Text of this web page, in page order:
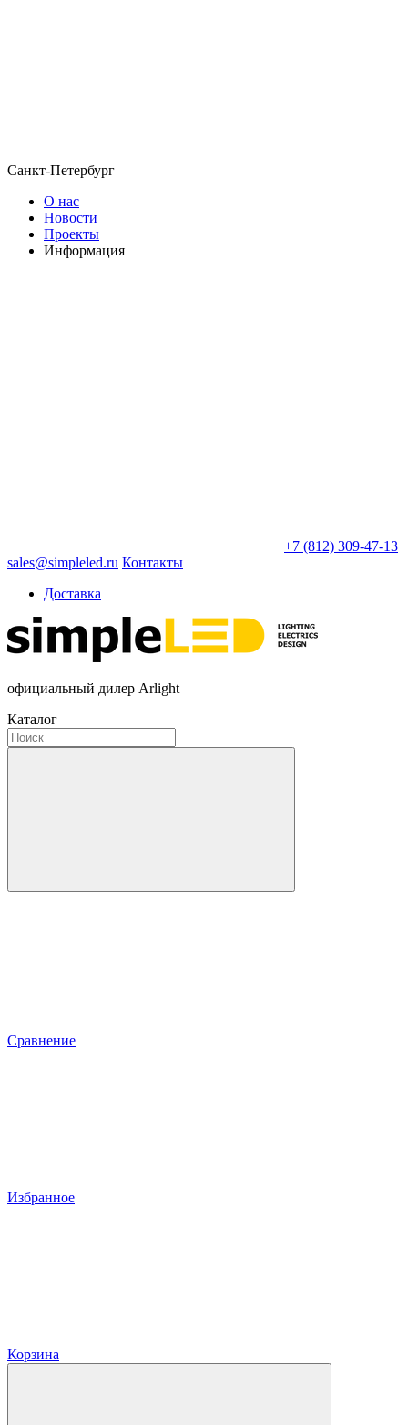
Санкт-Петербург
О нас
Новости
Проекты
Информация
+7 (812) 309-47-13
sales@simpleled.ru Контакты
Доставка
официальный дилер Arlight
Каталог
Сравнение
Избранное
Корзина